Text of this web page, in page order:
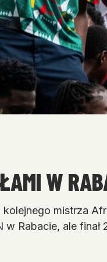
W
mistrza
w Rabacie, ale